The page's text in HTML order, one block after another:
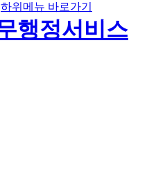
하위메뉴 바로가기